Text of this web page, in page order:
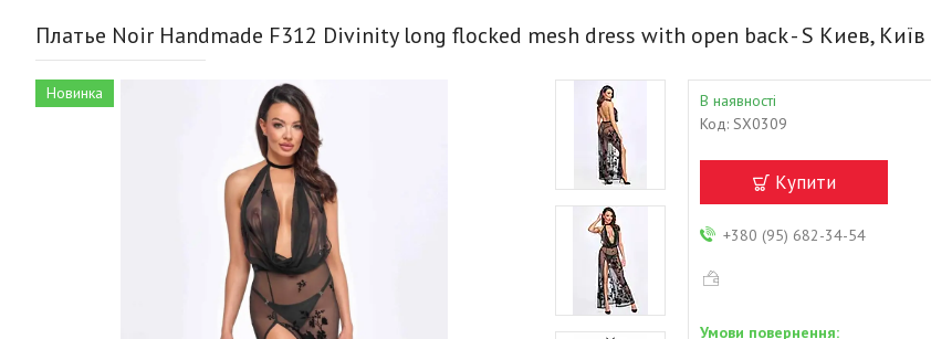
Платье Noir Handmade F312 Divinity long flocked mesh dress with open back - S Киев, Київ
Новинка
В наявності
Код: SX0309
Купити
+380 (95) 682-34-54